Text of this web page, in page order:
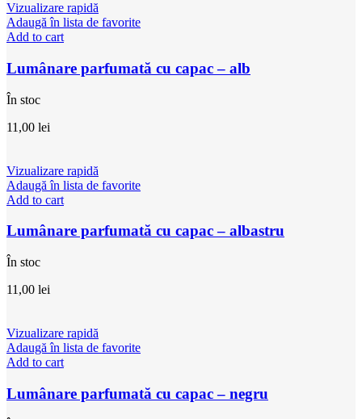
Vizualizare rapidă
Adaugă în lista de favorite
Add to cart
Lumânare parfumată cu capac – alb
În stoc
11,00 lei
Vizualizare rapidă
Adaugă în lista de favorite
Add to cart
Lumânare parfumată cu capac – albastru
În stoc
11,00 lei
Vizualizare rapidă
Adaugă în lista de favorite
Add to cart
Lumânare parfumată cu capac – negru